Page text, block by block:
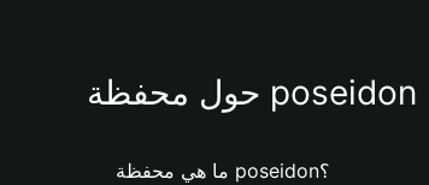
حول محفظة poseidon
ما هي محفظة poseidon؟